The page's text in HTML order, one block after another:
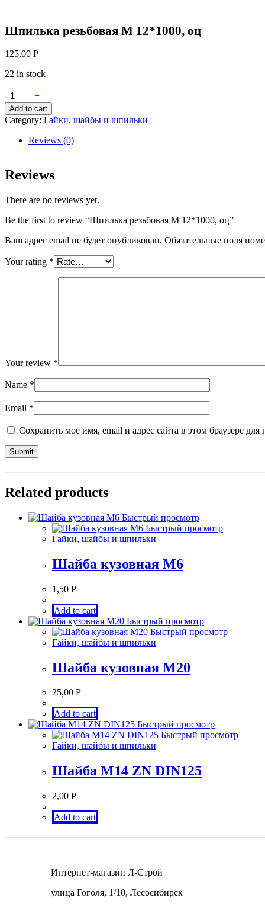
Шпилька резьбовая М 12*1000, оц
125,00 Р
22 in stock
Шпилька
резьбовая
М
12*1000,
quantity
- +
Add to cart
Category: Гайки, шайбы и шпильки
Reviews (0)
Reviews
There are no reviews yet.
Be the first to review “Шпилька резьбовая М 12*1000, оц”
Ваш адрес email не будет опубликован. Обязательные поля
Your rating *
Your review *
Name *
Email *
Сохранить моё имя, email и адрес сайта в этом браузере
Related products
Быстрый просмотр
Быстрый просмотр
Гайки, шайбы и шпильки
Шайба кузовная М6
1,50 Р
Add to cart
Быстрый просмотр
Быстрый просмотр
Гайки, шайбы и шпильки
Шайба кузовная М20
25,00 Р
Add to cart
Быстрый просмотр
Быстрый просмотр
Гайки, шайбы и шпильки
Шайба М14 ZN DIN125
2,00 Р
Add to cart
Интернет-магазин Л-Строй
улица Гоголя, 1/10, Лесосибирск